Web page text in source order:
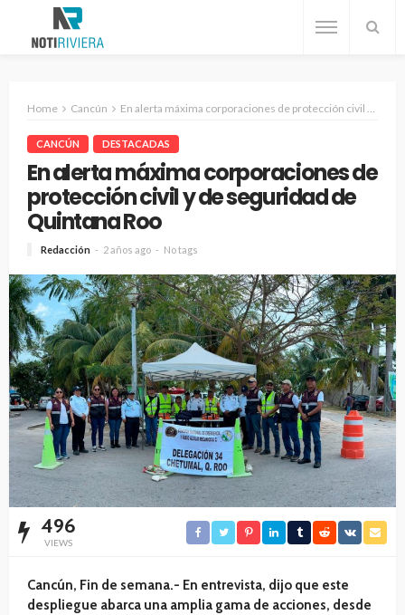
Home Cancún En alerta máxima corporaciones de protección civil y de seguridad de Quintana Roo
CANCÚN DESTACADAS
En alerta máxima corporaciones de
protección civil y de seguridad de
Quintana Roo
Redacción 2 años ago No tags
496
VIEWS
Cancún, Fin de semana.- En entrevista, dijo que este
despliegue abarca una amplia gama de acciones, desde